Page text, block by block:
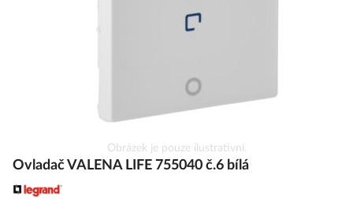
na
galerie
Obrázek je pouze ilustrativní.
Ovladač VALENA LIFE 755040 č.6 bílá